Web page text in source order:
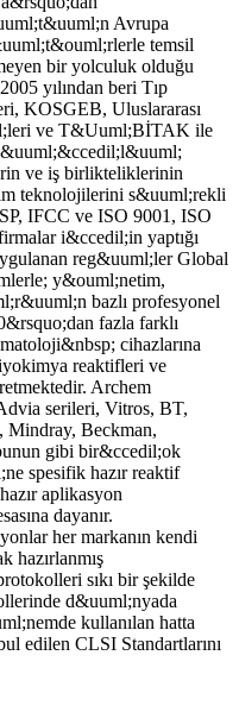
Avrupa
temsil
bir yolculuk olduğu
yılından beri Tıp
KOSGEB, Uluslararası
ve T&Uuml;BİTAK ile
ve iş birlikteliklerinin
teknolojilerini s&uuml;rekli
IFCC ve ISO 9001, ISO
i&ccedil;in yaptığı
reg&uuml;ler Global
y&ouml;netim,
bazlı profesyonel
fazla farklı
cihazlarına
reaktifleri ve
Archem
serileri, Vitros, BT,
Mindray, Beckman,
gibi bir&ccedil;ok
spesifik hazır reaktif
aplikasyon
dayanır.
her markanın kendi
hazırlanmış
sıkı bir şekilde
d&uuml;nyada
kullanılan hatta
edilen CLSI Standartlarını